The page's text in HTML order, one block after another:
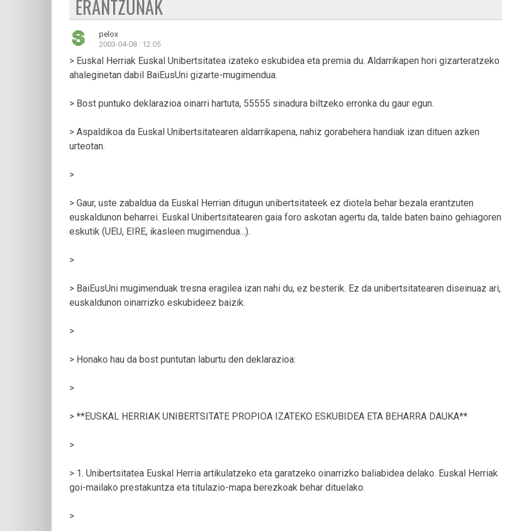
ERANTZUNAK
pelox
2003-04-08 : 12:05
> Euskal Herriak Euskal Unibertsitatea izateko eskubidea eta premia du. Aldarrikapen hori gizarteratzeko
ahaleginetan dabil BaiEusUni gizarte-mugimendua.
> Bost puntuko deklarazioa oinarri hartuta, 55555 sinadura biltzeko erronka du gaur egun.
> Aspaldikoa da Euskal Unibertsitatearen aldarrikapena, nahiz gorabehera handiak izan dituen azken
urteotan.
>
> Gaur, uste zabaldua da Euskal Herrian ditugun unibertsitateek ez diotela behar bezala erantzuten
euskaldunon beharrei. Euskal Unibertsitatearen gaia foro askotan agertu da, talde baten baino gehiagoren
eskutik (UEU, EIRE, ikasleen mugimendua...).
>
> BaiEusUni mugimenduak tresna eragilea izan nahi du, ez besterik. Ez da unibertsitatearen diseinuaz ari,
euskaldunon oinarrizko eskubideez baizik.
>
> Honako hau da bost puntutan laburtu den deklarazioa:
>
> **EUSKAL HERRIAK UNIBERTSITATE PROPIOA IZATEKO ESKUBIDEA ETA BEHARRA DAUKA**
>
> 1. Unibertsitatea Euskal Herria artikulatzeko eta garatzeko oinarrizko baliabidea delako. Euskal Herriak
goi-mailako prestakuntza eta titulazio-mapa berezkoak behar dituelako.
>